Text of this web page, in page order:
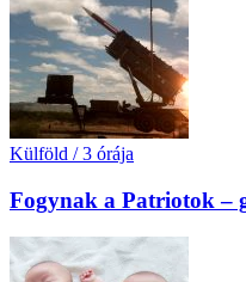
Külföld / 3 órája
Fogynak a Patriotok –